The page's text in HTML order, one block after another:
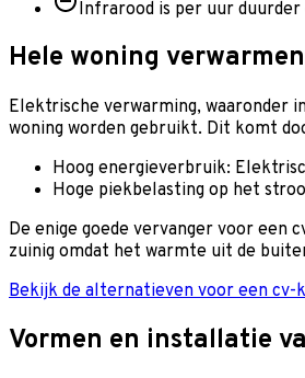
Infrarood is per uur
Hele woning
Elektrische verwarming, waaronder
woning worden gebruikt. Dit komt
Hoog energieverbruik:
Hoge piekbelasting op het
De enige goede vervanger voor een
zuinig omdat het warmte uit de
Bekijk de alternatieven voor een cv-
Vormen en installatie